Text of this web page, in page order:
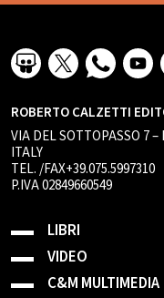
ROBERTO CALZETTI
VIA DEL SOTTOPASSO 7 –
ITALY
TEL. /FAX+39.075.5997310
P.IVA 02849660549
LIBRI
VIDEO
C&M MULTIMEDIA